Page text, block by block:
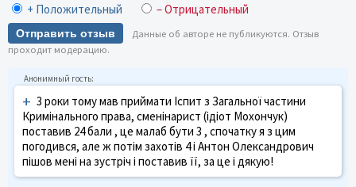
+ Положительный – Отрицательный
Отправить отзыв
Данные об авторе не публикуются. Отзыв
проходит модерацию.
+ 3 роки тому мав приймати Іспит з Загальної частини
Кримінального права, сменінарист (ідіот Мохончук)
поставив 24 бали , це малаб бути 3 , спочатку я з цим
погодився, але ж потім захотів 4 і Антон Олександрович
пішов мені на зустріч і поставив її, за це і дякую!